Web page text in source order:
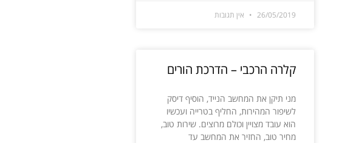
26/05/2019 אין תגובות
קלרה הרכבי – הדרכת הורים
מני תיקן את המחשב הנייד, הוסיף דיסק
לשיפור המהירות, החליף בטרייה ועכשיו
הוא עובד מצויין וכולם מרוצים. שירות טוב,
מחיר טוב, החזיר את המחשב עד